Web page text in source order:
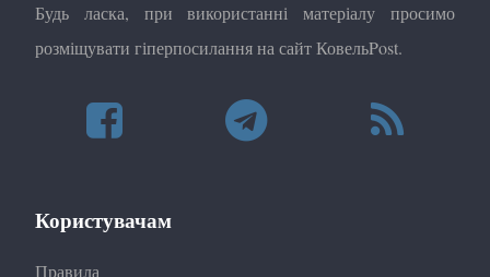
Будь ласка, при використанні матеріалу просимо
розміщувати гіперпосилання на сайт КовельPost.
Користувачам
Правила